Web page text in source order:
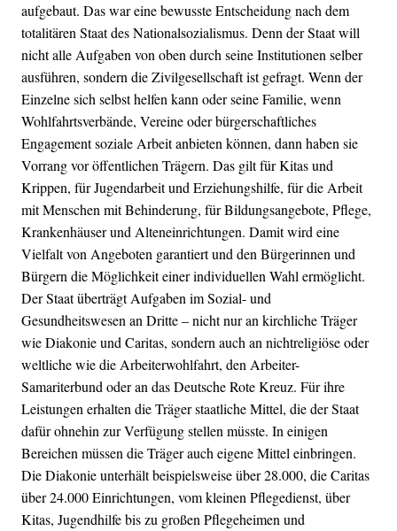
aufgebaut. Das war eine bewusste Entscheidung nach dem
totalitären Staat des Nationalsozialismus. Denn der Staat will
nicht alle Aufgaben von oben durch seine Institutionen selber
ausführen, sondern die Zivilgesellschaft ist gefragt. Wenn der
Einzelne sich selbst helfen kann oder seine Familie, wenn
Wohlfahrtsverbände, Vereine oder bürgerschaftliches
Engagement soziale Arbeit anbieten können, dann haben sie
Vorrang vor öffentlichen Trägern. Das gilt für Kitas und
Krippen, für Jugendarbeit und Erziehungshilfe, für die Arbeit
mit Menschen mit Behinderung, für Bildungsangebote, Pflege,
Krankenhäuser und Alteneinrichtungen. Damit wird eine
Vielfalt von Angeboten garantiert und den Bürgerinnen und
Bürgern die Möglichkeit einer individuellen Wahl ermöglicht.
Der Staat überträgt Aufgaben im Sozial- und
Gesundheitswesen an Dritte – nicht nur an kirchliche Träger
wie Diakonie und Caritas, sondern auch an nichtreligiöse oder
weltliche wie die Arbeiterwohlfahrt, den Arbeiter-
Samariterbund oder an das Deutsche Rote Kreuz. Für ihre
Leistungen erhalten die Träger staatliche Mittel, die der Staat
dafür ohnehin zur Verfügung stellen müsste. In einigen
Bereichen müssen die Träger auch eigene Mittel einbringen.
Die Diakonie unterhält beispielsweise über 28.000, die Caritas
über 24.000 Einrichtungen, vom kleinen Pflegedienst, über
Kitas, Jugendhilfe bis zu großen Pflegeheimen und